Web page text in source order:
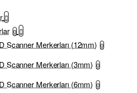
0
Scanner Merkerları (12mm) 0
Scanner Merkerları (3mm) 0
Scanner Merkerları (6mm) 0